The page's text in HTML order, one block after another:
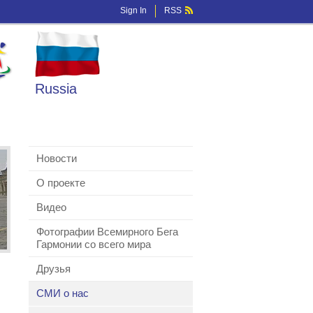
RSS
Sign In
Russia
Новости
О проекте
Видео
Фотографии Всемирного Бега
Гармонии со всего мира
Друзья
СМИ о нас